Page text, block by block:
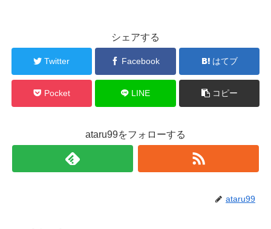
シェアする
Twitter Facebook はてブ
Pocket LINE コピー
ataru99をフォローする
ataru99